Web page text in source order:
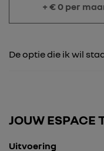
+ €0 per
De optie die ik wil
JOUW ESPACE
Uitvoering